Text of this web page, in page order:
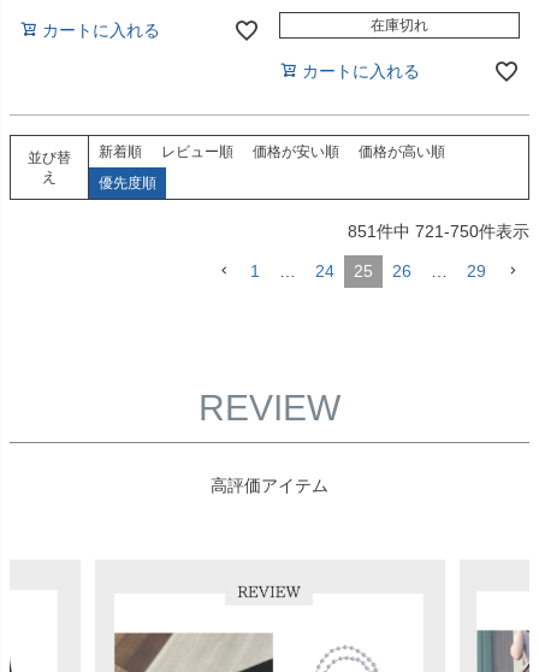
カートに入れる 在庫切れ
カートに入れる
並び替
え
新着順 レビュー順 価格が安い順
価格が高い順
優先度順
851件中 721-750件表示
1 24 25 26 29
REVIEW
高評価アイテム